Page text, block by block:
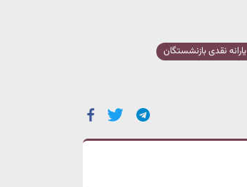
یارانه نقدی بازنشستگان